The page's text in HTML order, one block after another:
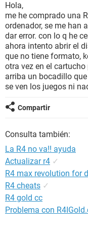
Hola,
me he comprado una
ordenador, se me han
dar error. con lo q he
ahora intento abrir el
que no tiene formato,
otra vez en el
arriba un bocadillo
se ven los juegos ni
Compartir
Consulta también:
La R4 no va!! ayuda
Actualizar r4 ✓
R4 max revolution for
R4 cheats ✓
R4 gold cc
Problema con